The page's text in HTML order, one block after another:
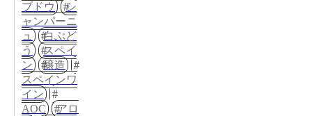
ブドウ
シ
ャンパーニ
ュ
白ぶど
う
スペイ
ン
醸造
スペインワ
イン
AOC
アロ